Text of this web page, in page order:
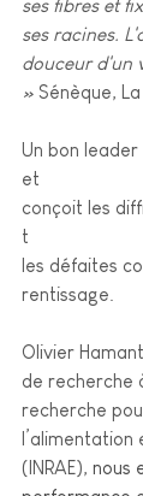
ses fibres et
ses racines.
douceur d'un
» Sénèque,
Un bon
et
conçoit les
t
les défaites
rentissage.
Olivier
de recherche
recherche
l’alimentation
(INRAE), nous